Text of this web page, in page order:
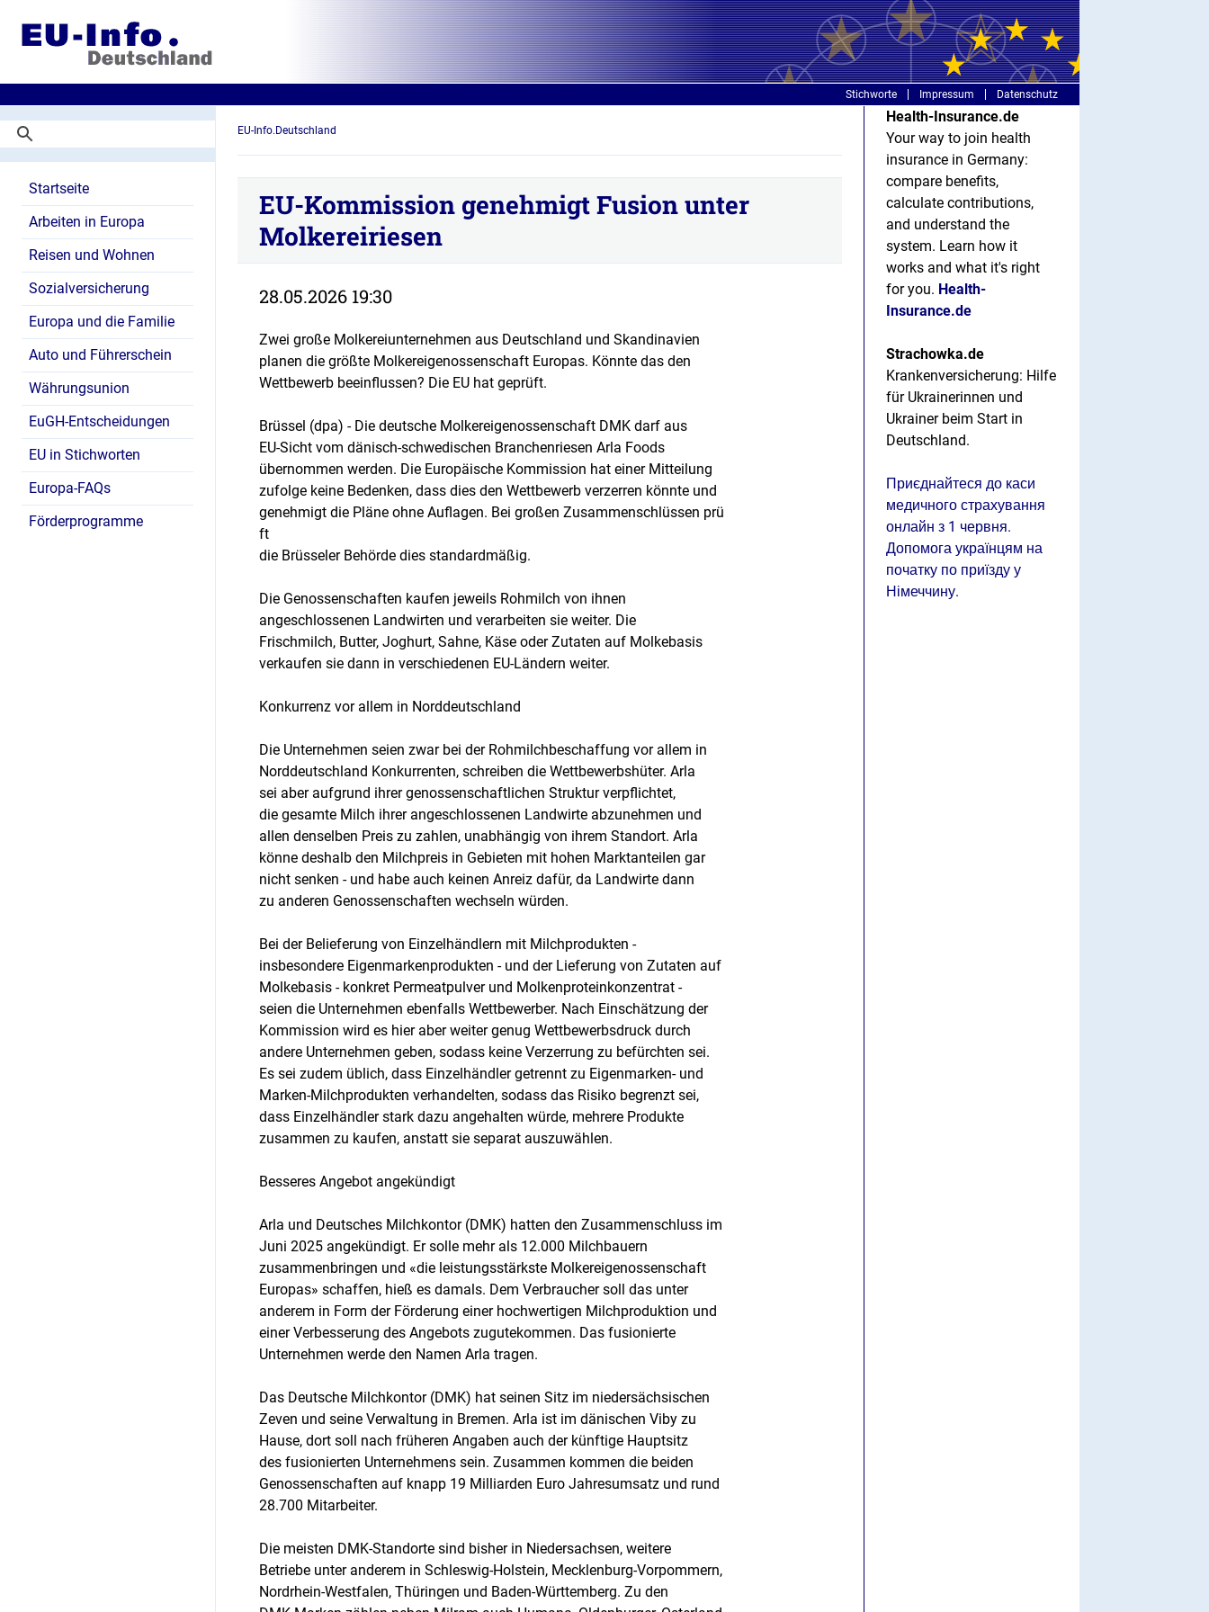
Stichworte Impressum Datenschutz
Startseite
Arbeiten in Europa
Reisen und Wohnen
Sozialversicherung
Europa und die Familie
Auto und Führerschein
Währungsunion
EuGH-Entscheidungen
EU in Stichworten
Europa-FAQs
Förderprogramme
EU-Info.Deutschland
EU-Kommission genehmigt Fusion unter
Molkereiriesen
28.05.2026 19:30
Zwei große Molkereiunternehmen aus Deutschland und Skandinavien
planen die größte Molkereigenossenschaft Europas. Könnte das den
Wettbewerb beeinflussen? Die EU hat geprüft.
Brüssel (dpa) - Die deutsche Molkereigenossenschaft DMK darf aus
EU-Sicht vom dänisch-schwedischen Branchenriesen Arla Foods
übernommen werden. Die Europäische Kommission hat einer Mitteilung
zufolge keine Bedenken, dass dies den Wettbewerb verzerren könnte und
genehmigt die Pläne ohne Auflagen. Bei großen Zusammenschlüssen prü
ft
die Brüsseler Behörde dies standardmäßig.
Die Genossenschaften kaufen jeweils Rohmilch von ihnen
angeschlossenen Landwirten und verarbeiten sie weiter. Die
Frischmilch, Butter, Joghurt, Sahne, Käse oder Zutaten auf Molkebasis
verkaufen sie dann in verschiedenen EU-Ländern weiter.
Konkurrenz vor allem in Norddeutschland
Die Unternehmen seien zwar bei der Rohmilchbeschaffung vor allem in
Norddeutschland Konkurrenten, schreiben die Wettbewerbshüter. Arla
sei aber aufgrund ihrer genossenschaftlichen Struktur verpflichtet,
die gesamte Milch ihrer angeschlossenen Landwirte abzunehmen und
allen denselben Preis zu zahlen, unabhängig von ihrem Standort. Arla
könne deshalb den Milchpreis in Gebieten mit hohen Marktanteilen gar
nicht senken - und habe auch keinen Anreiz dafür, da Landwirte dann
zu anderen Genossenschaften wechseln würden.
Bei der Belieferung von Einzelhändlern mit Milchprodukten -
insbesondere Eigenmarkenprodukten - und der Lieferung von Zutaten auf
Molkebasis - konkret Permeatpulver und Molkenproteinkonzentrat -
seien die Unternehmen ebenfalls Wettbewerber. Nach Einschätzung der
Kommission wird es hier aber weiter genug Wettbewerbsdruck durch
andere Unternehmen geben, sodass keine Verzerrung zu befürchten sei.
Es sei zudem üblich, dass Einzelhändler getrennt zu Eigenmarken- und
Marken-Milchprodukten verhandelten, sodass das Risiko begrenzt sei,
dass Einzelhändler stark dazu angehalten würde, mehrere Produkte
zusammen zu kaufen, anstatt sie separat auszuwählen.
Besseres Angebot angekündigt
Arla und Deutsches Milchkontor (DMK) hatten den Zusammenschluss im
Juni 2025 angekündigt. Er solle mehr als 12.000 Milchbauern
zusammenbringen und «die leistungsstärkste Molkereigenossenschaft
Europas» schaffen, hieß es damals. Dem Verbraucher soll das unter
anderem in Form der Förderung einer hochwertigen Milchproduktion und
einer Verbesserung des Angebots zugutekommen. Das fusionierte
Unternehmen werde den Namen Arla tragen.
Das Deutsche Milchkontor (DMK) hat seinen Sitz im niedersächsischen
Zeven und seine Verwaltung in Bremen. Arla ist im dänischen Viby zu
Hause, dort soll nach früheren Angaben auch der künftige Hauptsitz
des fusionierten Unternehmens sein. Zusammen kommen die beiden
Genossenschaften auf knapp 19 Milliarden Euro Jahresumsatz und rund
28.700 Mitarbeiter.
Die meisten DMK-Standorte sind bisher in Niedersachsen, weitere
Betriebe unter anderem in Schleswig-Holstein, Mecklenburg-Vorpommern,
Nordrhein-Westfalen, Thüringen und Baden-Württemberg. Zu den
Health-Insurance.de
Your way to join health
insurance in Germany:
compare benefits,
calculate contributions,
and understand the
system. Learn how it
works and what it's right
for you. Health-
Insurance.de
Strachowka.de
Krankenversicherung: Hilfe
für Ukrainerinnen und
Ukrainer beim Start in
Deutschland.
Приєднайтеся до каси
медичного страхування
онлайн з 1 червня.
Допомога українцям на
початку по приїзду у
Німеччину.